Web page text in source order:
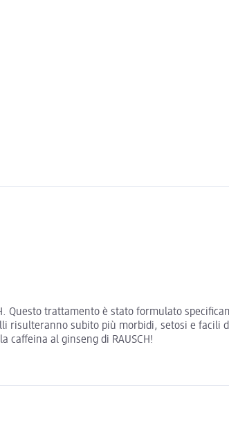
Questo trattamento è stato formulato
subito più morbidi, setosi e facili
al ginseng di RAUSCH!